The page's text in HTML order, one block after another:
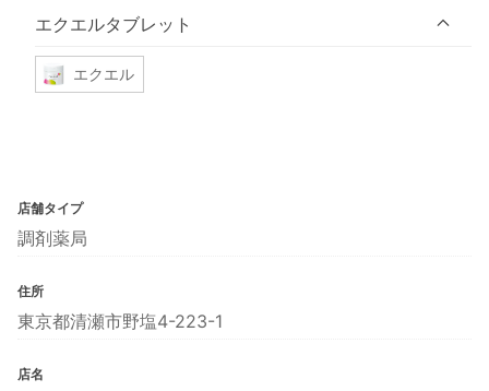
エクエルタブレット
エクエル
店舗タイプ
調剤薬局
住所
東京都清瀬市野塩4-223-1
店名